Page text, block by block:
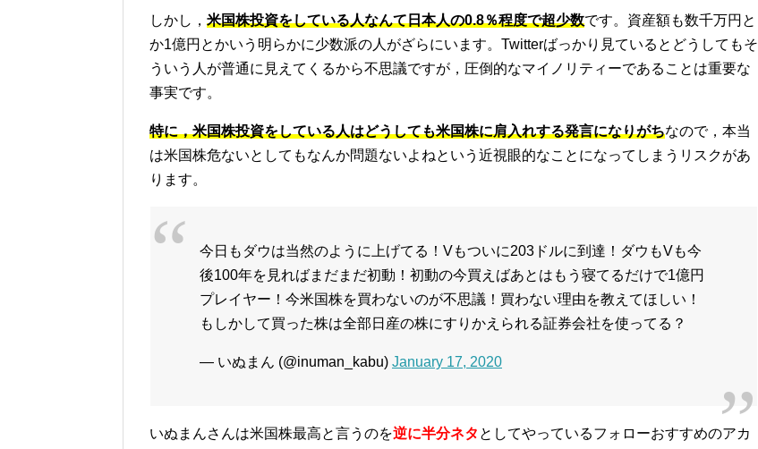
しかし， 米国株投資をしている人なんて日本人の0.8％程度で超少数です。資産額も数千万円と
か1億円とかいう明らかに少数派の人がざらにいます。Twitterばっかり見ているとどうしてもそ
ういう人が普通に見えてくるから不思議ですが，圧倒的なマイノリティーであることは重要な
事実です。
特に，米国株投資をしている人はどうしても米国株に肩入れする発言になりがちなので，本当
は米国株危ないとしてもなんか問題ないよねという近視眼的なことになってしまうリスクがあ
ります。
今日もダウは当然のように上げてる！Vもついに203ドルに到達！ダウもVも今
後100年を見ればまだまだ初動！初動の今買えばあとはもう寝てるだけで1億円
プレイヤー！今米国株を買わないのが不思議！買わない理由を教えてほしい！
もしかして買った株は全部日産の株にすりかえられる証券会社を使ってる？
— いぬまん (@inuman_kabu) January 17, 2020
いぬまんさんは米国株最高と言うのを逆に半分ネタ としてやっているフォローおすすめのアカ